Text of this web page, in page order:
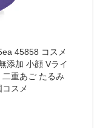
45858 コスメ
添加 小顔 Vライ
重あご たるみ
スメ